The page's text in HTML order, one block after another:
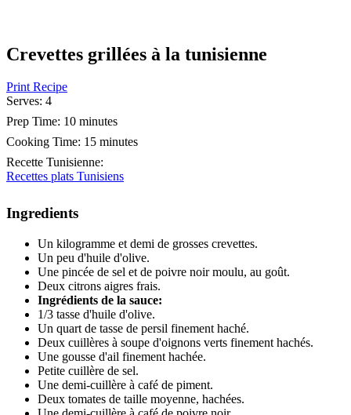
Crevettes grillées à la tunisienne
Print Recipe
Serves: 4
Prep Time: 10 minutes
Cooking Time: 15 minutes
Recette Tunisienne:
Recettes plats Tunisiens
Ingredients
Un kilogramme et demi de grosses crevettes.
Un peu d'huile d'olive.
Une pincée de sel et de poivre noir moulu, au goût.
Deux citrons aigres frais.
Ingrédients de la sauce:
1/3 tasse d'huile d'olive.
Un quart de tasse de persil finement haché.
Deux cuillères à soupe d'oignons verts finement hachés.
Une gousse d'ail finement hachée.
Petite cuillère de sel.
Une demi-cuillère à café de piment.
Deux tomates de taille moyenne, hachées.